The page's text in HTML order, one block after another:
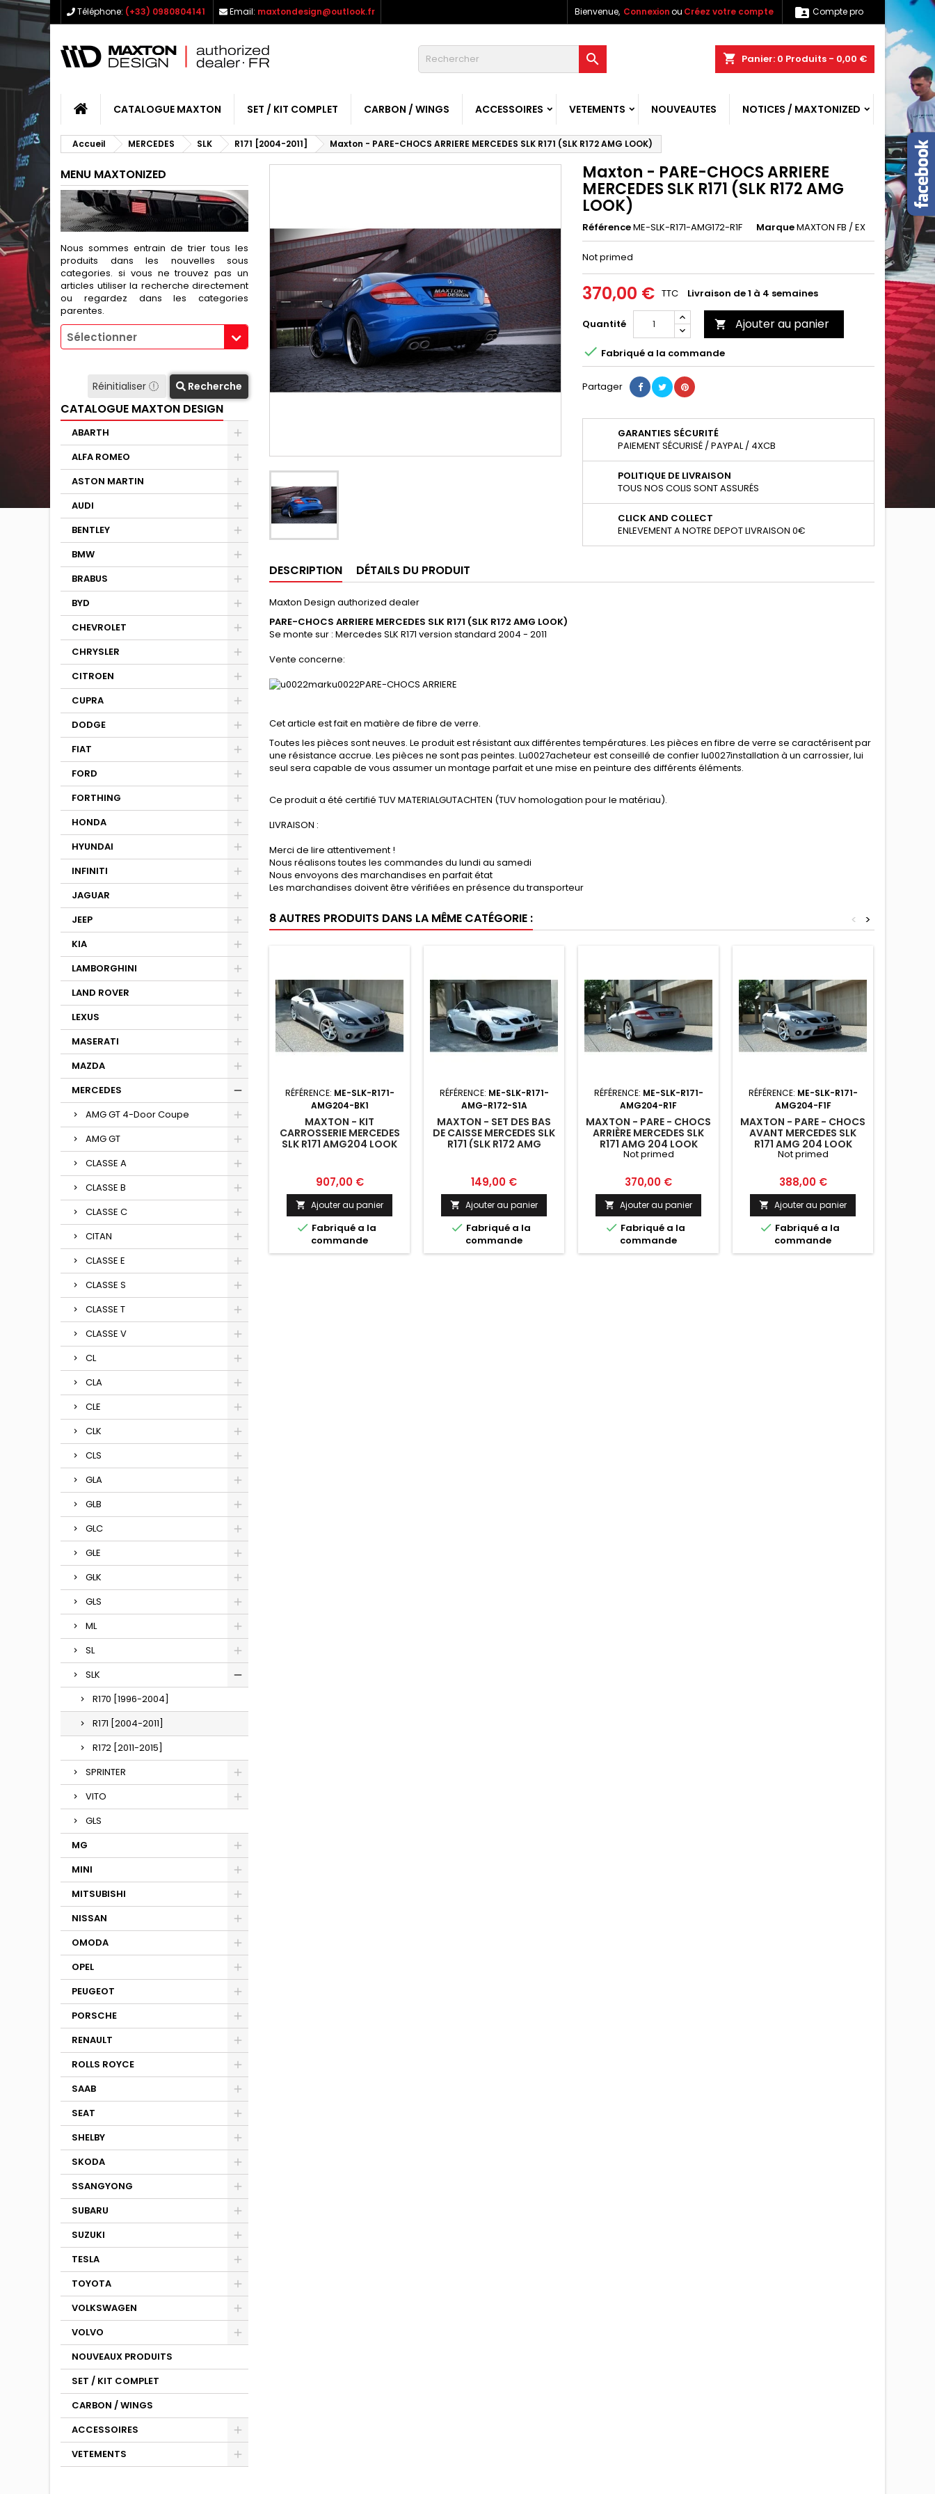
Téléphone: (+33) 0980804141 Email: maxtondesign@outlook.fr  Compte pro
Bienvenue, Connexionou Créez votre compte
shopping_cart Panier: 0 Produits - 0,00 €

CATALOGUE MAXTON SET / KIT COMPLET CARBON / WINGS ACCESSOIRES VETEMENTS NOUVEAUTES NOTICES / MAXTONIZED
Accueil MERCEDES SLK R171 [2004-2011] Maxton - PARE-CHOCS ARRIERE MERCEDES SLK R171 (SLK R172 AMG LOOK)
MENU MAXTONIZED
Nous sommes entrain de trier tous les
produits dans les nouvelles sous
categories. si vous ne trouvez pas un
articles utiliser la recherche directement
ou regardez dans les categories
parentes.
Sélectionner
Réinitialiser Recherche
CATALOGUE MAXTON DESIGN
ABARTH
ALFA ROMEO
ASTON MARTIN
AUDI
BENTLEY
BMW
BRABUS
BYD
CHEVROLET
CHRYSLER
CITROEN
CUPRA
DODGE
FIAT
FORD
FORTHING
HONDA
HYUNDAI
INFINITI
JAGUAR
JEEP
KIA
LAMBORGHINI
LAND ROVER
LEXUS
MASERATI
MAZDA
MERCEDES
AMG GT 4-Door Coupe
AMG GT
CLASSE A
CLASSE B
CLASSE C
CITAN
CLASSE E
CLASSE S
CLASSE T
CLASSE V
CL
CLA
CLE
CLK
CLS
GLA
GLB
GLC
GLE
GLK
GLS
ML
SL
SLK
R170 [1996-2004]
R171 [2004-2011]
R172 [2011-2015]
SPRINTER
VITO
GLS
MG
MINI
MITSUBISHI
NISSAN
OMODA
OPEL
PEUGEOT
PORSCHE
RENAULT
ROLLS ROYCE
SAAB
SEAT
SHELBY
SKODA
SSANGYONG
SUBARU
SUZUKI
TESLA
TOYOTA
VOLKSWAGEN
VOLVO
NOUVEAUX PRODUITS
SET / KIT COMPLET
CARBON / WINGS
ACCESSOIRES
VETEMENTS
Maxton - PARE-CHOCS ARRIERE
MERCEDES SLK R171 (SLK R172 AMG
LOOK)
RéférenceME-SLK-R171-AMG172-R1F MarqueMAXTON FB / EX
Not primed
370,00 € TTC Livraison de 1 à 4 semaines
Quantité  Ajouter au panier
 Fabriqué a la commande
Partager
GARANTIES SÉCURITÉ
PAIEMENT SÉCURISÉ / PAYPAL / 4XCB
POLITIQUE DE LIVRAISON
TOUS NOS COLIS SONT ASSURÉS
CLICK AND COLLECT
ENLEVEMENT A NOTRE DEPOT LIVRAISON 0€
DESCRIPTION DÉTAILS DU PRODUIT
Maxton Design authorized dealer
PARE-CHOCS ARRIERE MERCEDES SLK R171 (SLK R172 AMG LOOK)
Se monte sur : Mercedes SLK R171 version standard 2004 - 2011
Vente concerne:
PARE-CHOCS ARRIERE
Cet article est fait en matière de fibre de verre.
Toutes les pièces sont neuves. Le produit est résistant aux différentes températures. Les pièces en fibre de verre se caractérisent par
une résistance accrue. Les pièces ne sont pas peintes. Lu0027acheteur est conseillé de confier lu0027installation à un carrossier, lui
seul sera capable de vous assumer un montage parfait et une mise en peinture des différents éléments.
Ce produit a été certifié TUV MATERIALGUTACHTEN (TUV homologation pour le matériau).
LIVRAISON :
Merci de lire attentivement !
Nous réalisons toutes les commandes du lundi au samedi
Nous envoyons des marchandises en parfait état
Les marchandises doivent être vérifiées en présence du transporteur
8 AUTRES PRODUITS DANS LA MÊME CATÉGORIE : >
<
RÉFÉRENCE: ME-SLK-R171-
AMG204-BK1
MAXTON - KIT
CARROSSERIE MERCEDES
SLK R171 AMG204 LOOK
Prix
907,00 €
 Ajouter au panier
 Fabriqué a la
commande
RÉFÉRENCE: ME-SLK-R171-
AMG-R172-S1A
MAXTON - SET DES BAS
DE CAISSE MERCEDES SLK
R171 (SLK R172 AMG
Prix
149,00 €
 Ajouter au panier
 Fabriqué a la
commande
RÉFÉRENCE: ME-SLK-R171-
AMG204-R1F
MAXTON - PARE - CHOCS
ARRIÈRE MERCEDES SLK
R171 AMG 204 LOOK
Not primed
Prix
370,00 €
 Ajouter au panier
 Fabriqué a la
commande
RÉFÉRENCE: ME-SLK-R171-
AMG204-F1F
MAXTON - PARE - CHOCS
AVANT MERCEDES SLK
R171 AMG 204 LOOK
Not primed
Prix
388,00 €
 Ajouter au panier
 Fabriqué a la
commande